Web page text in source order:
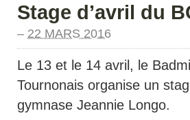
Stage d’avril du
– 22 MARS 2016
Le 13 et le 14 avril, le
Tournonais organise un
gymnase Jeannie Longo.